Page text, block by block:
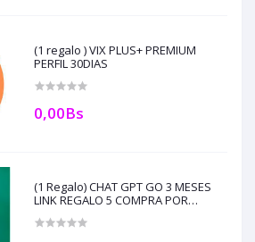
(1 regalo ) VIX PLUS+ PREMIUM
PERFIL 30DIAS
0,00Bs
(1 Regalo) CHAT GPT GO 3 MESES
LINK REGALO 5 COMPRA POR
BLOQUEADO